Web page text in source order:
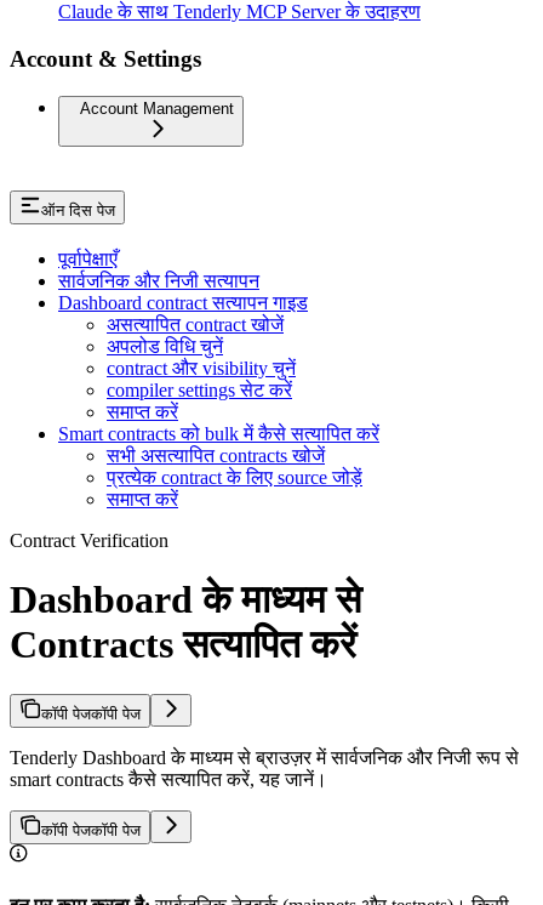
Claude के साथ Tenderly MCP Server के उदाहरण
Account & Settings
Account Management
ऑन दिस पेज
पूर्वापेक्षाएँ
सार्वजनिक और निजी सत्यापन
Dashboard contract सत्यापन गाइड
असत्यापित contract खोजें
अपलोड विधि चुनें
contract और visibility चुनें
compiler settings सेट करें
समाप्त करें
Smart contracts को bulk में कैसे सत्यापित करें
सभी असत्यापित contracts खोजें
प्रत्येक contract के लिए source जोड़ें
समाप्त करें
Contract Verification
Dashboard के माध्यम से
Contracts सत्यापित करें
कॉपी पेजकॉपी पेज
Tenderly Dashboard के माध्यम से ब्राउज़र में सार्वजनिक और निजी रूप से
smart contracts कैसे सत्यापित करें, यह जानें।
कॉपी पेजकॉपी पेज